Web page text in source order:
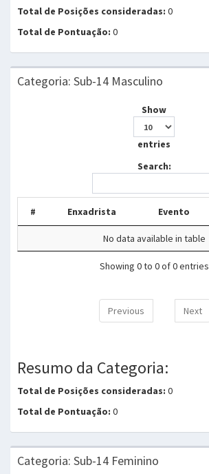
Total de Posições consideradas: 0
Total de Pontuação: 0
Categoria: Sub-14 Masculino
Show
entries
Search:
# Enxadrista Evento
No data available in table
Showing 0 to 0 of 0 entries
Previous Next
Resumo da Categoria:
Total de Posições consideradas: 0
Total de Pontuação: 0
Categoria: Sub-14 Feminino